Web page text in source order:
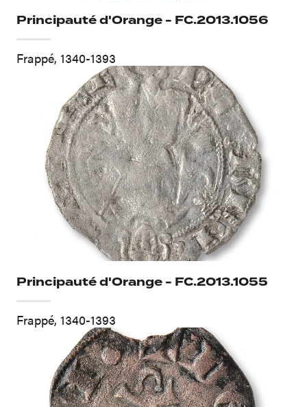
Principauté d'Orange - FC.2013.1056
Frappé, 1340-1393
Principauté d'Orange - FC.2013.1055
Frappé, 1340-1393